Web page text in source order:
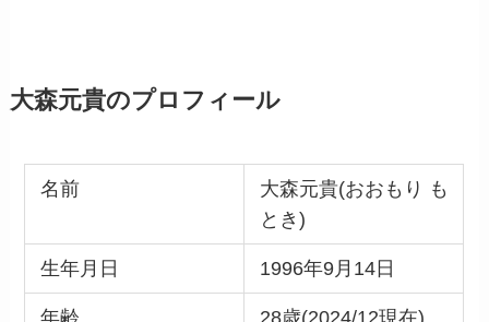
大森元貴のプロフィール
名前
大森元貴(おおもり も
とき)
生年月日 1996年9月14日
年齢 28歳(2024/12現在)